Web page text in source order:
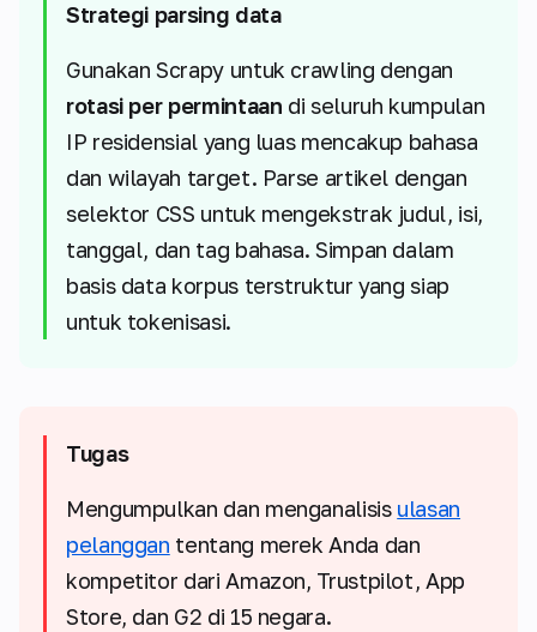
Strategi parsing data
Gunakan Scrapy untuk crawling dengan
rotasi per permintaan di seluruh kumpulan
IP residensial yang luas mencakup bahasa
dan wilayah target. Parse artikel dengan
selektor CSS untuk mengekstrak judul, isi,
tanggal, dan tag bahasa. Simpan dalam
basis data korpus terstruktur yang siap
untuk tokenisasi.
Tugas
Mengumpulkan dan menganalisis ulasan
pelanggan tentang merek Anda dan
kompetitor dari Amazon, Trustpilot, App
Store, dan G2 di 15 negara.